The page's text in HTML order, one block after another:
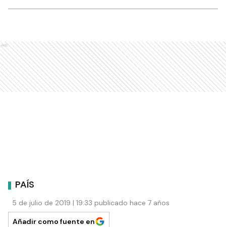
Ads
PAÍS
5 de julio de 2019 | 19:33 publicado hace 7 años
Añadir como fuente en